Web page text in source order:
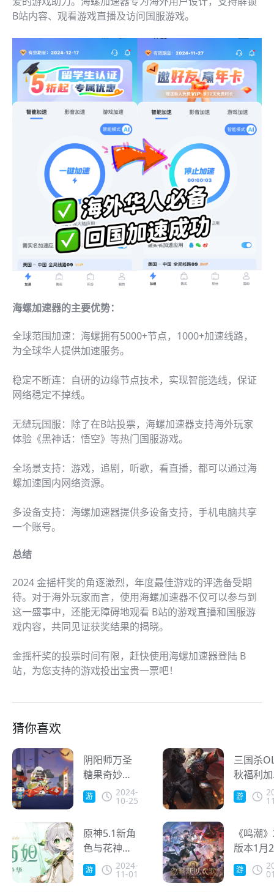
B站内容、观看游戏直播及访问国服游戏。
海螺加速器的主要优势：
全球范围加速：海螺拥有5000+节点，1000+加速线路，
为全球华人提供加速服务。
稳定不断连：自研的边缘节点技术，实现智能选线，保证
网络稳定不掉线。
无缝玩国服：除了在B站投票，海螺加速器支持海外玩家
体验《黑神话：悟空》等热门国服游戏。
全场景支持：游戏，追剧，听歌，看直播，都可以通过海
螺加速国内网络资源。
多设备支持：海螺加速器提供多设备支持，手机电脑共享
一个账号。
总结
2024 金摇杆奖的角逐激烈，年度最佳游戏的评选备受期
待。对于海外玩家而言，使用海螺加速器不仅可以参与到
这一盛事中，还能无障碍地观看 B站的游戏直播和国服游
戏内容，共同见证获奖结果的揭晓。
金摇杆奖的投票时间有限，赶快使用海螺加速器登陆 B
站，为您支持的游戏投出宝贵一票吧！
猜你喜欢
阴阳师万圣
糖果奇妙夜
即将开启 海
外用户怎么
奖励
游
2024-
10-25
原神5.1新角
色与花神诞
祭活动引爆
玩家，海外
游
2024-
11-01
三国杀
秋福利加
倍，新
「谋」
在海外
三国杀
Online
游
《鸣潮
版本1月
上线，
登陆PS5
游